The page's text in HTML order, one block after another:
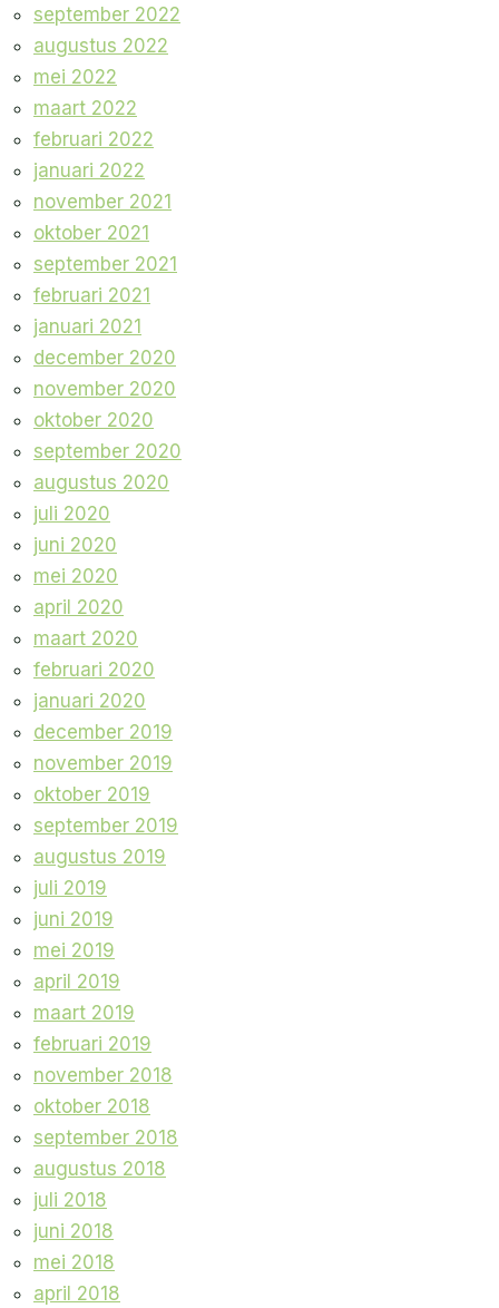
september 2022
augustus 2022
mei 2022
maart 2022
februari 2022
januari 2022
november 2021
oktober 2021
september 2021
februari 2021
januari 2021
december 2020
november 2020
oktober 2020
september 2020
augustus 2020
juli 2020
juni 2020
mei 2020
april 2020
maart 2020
februari 2020
januari 2020
december 2019
november 2019
oktober 2019
september 2019
augustus 2019
juli 2019
juni 2019
mei 2019
april 2019
maart 2019
februari 2019
november 2018
oktober 2018
september 2018
augustus 2018
juli 2018
juni 2018
mei 2018
april 2018